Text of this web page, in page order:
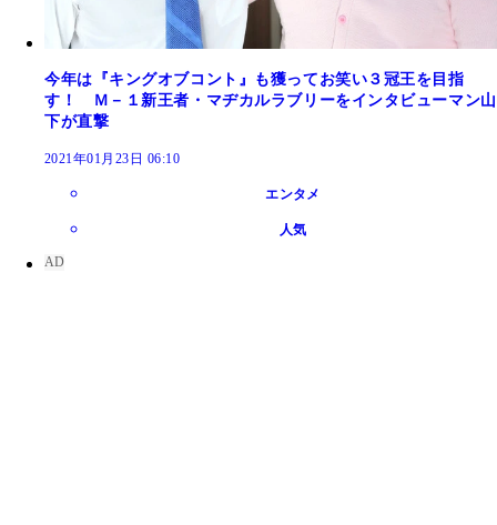
今年は『キングオブコント』も獲ってお笑い３冠王を目指
す！ Ｍ－１新王者・マヂカルラブリーをインタビューマン山
下が直撃
2021年01月23日 06:10
エンタメ
人気